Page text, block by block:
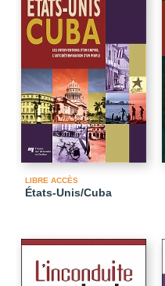
LIBRE ACCÈS
États-Unis/Cuba